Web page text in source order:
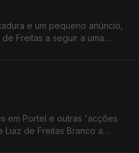
e um pequeno anúncio,
Freitas a seguir a uma
em Portel e outras 'acções
Luiz de Freitas Branco a